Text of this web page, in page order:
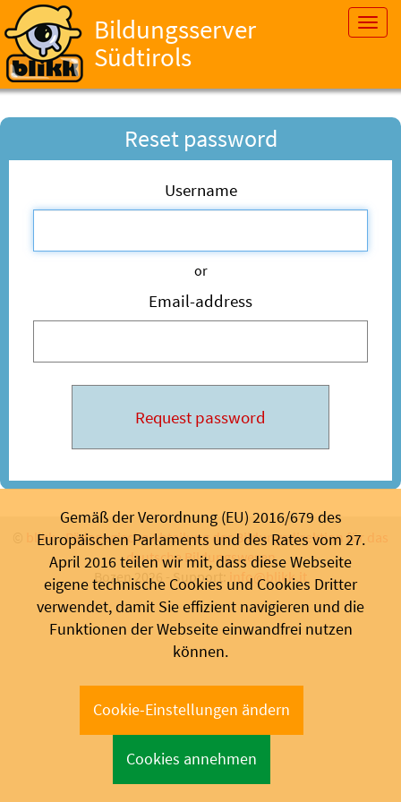
Bildungsserver
Südtirols
Reset password
Username
or
Email-address
blikk-Pädagogische Abteilung der Bildungsdirektion für das
deutsche Bildungswesen
Bozen 2026 - Support:
info@blikk.it
Gemäß der Verordnung (EU) 2016/679 des
Europäischen Parlaments und des Rates vom 27.
April 2016 teilen wir mit, dass diese Webseite
eigene technische Cookies und Cookies Dritter
verwendet, damit Sie effizient navigieren und die
Funktionen der Webseite einwandfrei nutzen
können.
Cookie-Einstellungen ändern
Cookies annehmen